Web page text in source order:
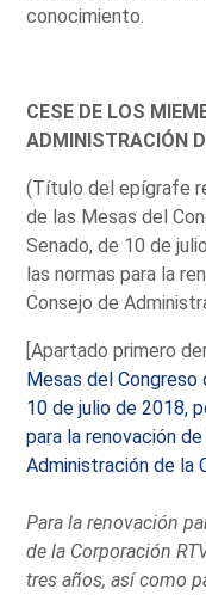
conocimiento.
CESE DE LOS
ADMINISTRACIÓN
(Título del epígrafe
de las Mesas del
Senado, de 10 de
las normas para la
Consejo de
[Apartado primero
Mesas del Congreso
10 de julio de 2018,
para la renovación
Administración de la
Para la renovación
de la Corporación
tres años, así como